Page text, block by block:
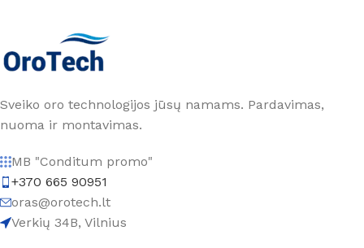
Sveiko oro technologijos jūsų namams. Pardavimas,
nuoma ir montavimas.
MB "Conditum promo"
+370 665 90951
oras@orotech.lt
Verkių 34B, Vilnius